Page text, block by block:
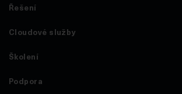
Řešení
Cloudové služby
Školení
Podpora